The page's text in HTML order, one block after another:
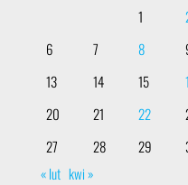
1
6
7 8
13
14 15
20
21 22
27
28 29
« lut kwi »